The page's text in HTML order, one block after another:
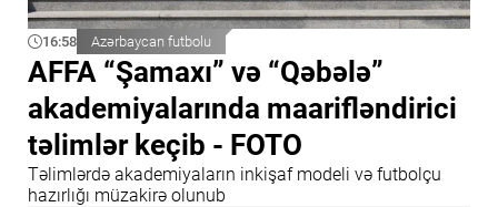
16:58 Azərbaycan futbolu
AFFA “Şamaxı” və “Qəbələ”
akademiyalarında maarifləndirici
təlimlər keçib - FOTO
Təlimlərdə akademiyaların inkişaf modeli və futbolçu
hazırlığı müzakirə olunub